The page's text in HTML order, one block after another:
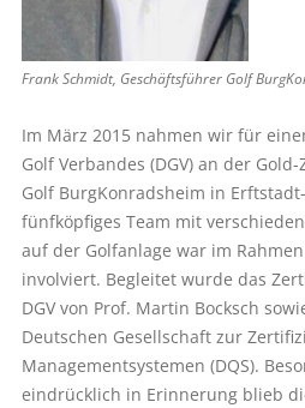
Frank Schmidt, Geschäftsführer Golf
Im März 2015 nahmen wir für
Golf Verbandes (DGV) an der
Golf BurgKonradsheim in
fünfköpfiges Team mit
auf der Golfanlage war im
involviert. Begleitet wurde das
DGV von Prof. Martin Bocksch
Deutschen Gesellschaft zur
Managementsys­temen (DQS).
eindrücklich in Erinnerung blieb